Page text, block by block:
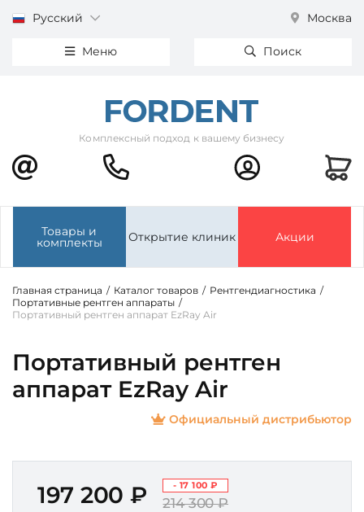
Русский Москва
Меню Поиск
Комплексный подход к вашему бизнесу
Товары и
комплекты Открытие клиник Акции
Главная страница / Каталог товаров / Рентгендиагностика /
Портативные рентген аппараты /
Портативный рентген аппарат EzRay Air
Портативный рентген
аппарат EzRay Air
Официальный дистрибьютор
197 200 ₽ - 17 100 ₽
214 300 ₽